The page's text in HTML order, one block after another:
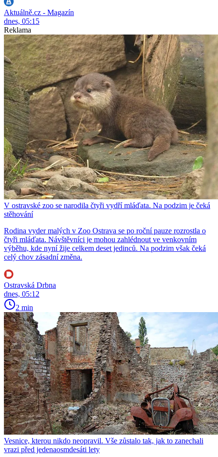
Aktuálně.cz - Magazín
dnes, 05:15
Reklama
V ostravské zoo se narodila čtyři vydří mláďata. Na podzim je čeká
stěhování
Rodina vyder malých v Zoo Ostrava se po roční pauze rozrostla o
čtyři mláďata. Návštěvníci je mohou zahlédnout ve venkovním
výběhu, kde nyní žije celkem deset jedinců. Na podzim však čeká
celý chov zásadní změna.
Ostravská Drbna
dnes, 05:12
2 min
Vesnice, kterou nikdo neopravil. Vše zůstalo tak, jak to zanechali
vrazi před jedenaosmdesáti lety